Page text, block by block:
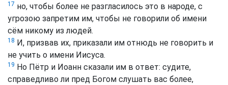
17 но, чтобы более не разгласилось это в народе, с
угрозою запретим им, чтобы не говорили об имени
сём никому из людей.
18 И, призвав их, приказали им отнюдь не говорить и
не учить о имени Иисуса.
19 Но Пётр и Иоанн сказали им в ответ: судите,
справедливо ли пред Богом слушать вас более,